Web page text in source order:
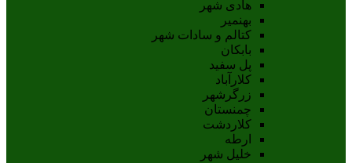
هادی شهر
بهنمیر
کتالم و سادات شهر
بابکان
پل سفید
کلارآباد
زرگرشهر
چمنستان
کلاردشت
ارطه
خلیل شهر